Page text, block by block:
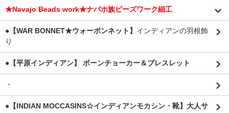
★Navajo Beads work★ナバホ族ビーズワーク細工
●【WAR BONNET★ウォーボンネット】 インディアンの羽根飾
り
●【平原インディアン】 ボーンチョーカー＆ブレスレット
・
●【INDIAN MOCCASINS☆インディアンモカシン・靴】大人サ